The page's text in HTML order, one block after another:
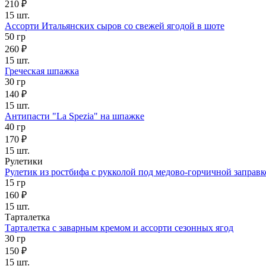
210 ₽
15 шт.
Ассорти Итальянских сыров со свежей ягодой в шоте
50 гр
260 ₽
15 шт.
Греческая шпажка
30 гр
140 ₽
15 шт.
Антипасти "La Spezia" на шпажке
40 гр
170 ₽
15 шт.
Рулетики
Рулетик из ростбифа с рукколой под медово-горчичной
15 гр
160 ₽
15 шт.
Тарталетка
Тарталетка с заварным кремом и ассорти сезонных ягод
30 гр
150 ₽
15 шт.